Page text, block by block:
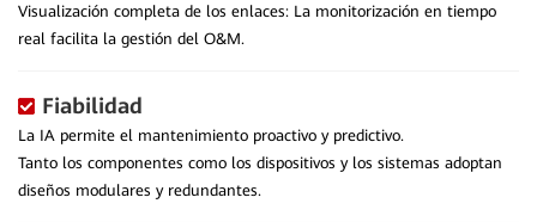
Visualización completa de los enlaces: La monitorización en tiempo
real facilita la gestión del O&M.
Fiabilidad
La IA permite el mantenimiento proactivo y predictivo.
Tanto los componentes como los dispositivos y los sistemas adoptan
diseños modulares y redundantes.